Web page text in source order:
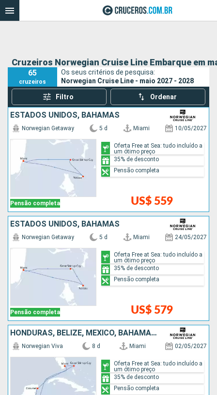
Cruzeiros Norwegian Cruise Line Embarque em
65
cruzeiros
Os seus critérios de pesquisa:
Norwegian Cruise Line - maio 2027 - 2028
Filtro Ordenar
ESTADOS UNIDOS, BAHAMAS
Pensão completa
Norwegian Getaway 5 d Miami 10/05/2027
US$ 559
Oferta Free at Sea: tudo incluído a
um ótimo preço
35% de desconto
Pensão completa
ESTADOS UNIDOS, BAHAMAS
Pensão completa
Norwegian Getaway 5 d Miami 24/05/2027
US$ 579
Oferta Free at Sea: tudo incluído a
um ótimo preço
35% de desconto
Pensão completa
HONDURAS, BELIZE, MÉXICO, BAHAMAS, ESTADOS UNIDOS
Norwegian Viva 8 d Miami 02/05/2027
Oferta Free at Sea: tudo incluído a
um ótimo preço
35% de desconto
Pensão completa